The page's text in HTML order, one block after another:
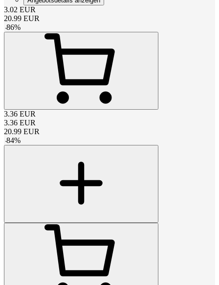
3.02 EUR
20.99 EUR
-86%
3.36 EUR
3.36 EUR
20.99 EUR
-84%